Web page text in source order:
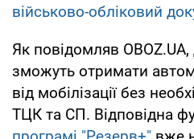
військово-обліковий
Як повідомляв OBOZ.UA,
зможуть отримати
від мобілізації без
ТЦК та СП. Відповідна